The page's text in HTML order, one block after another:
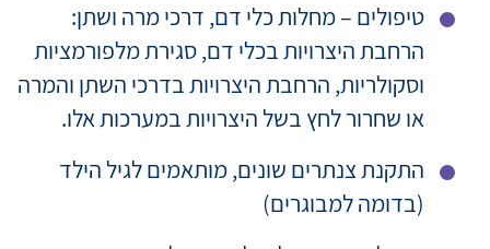
טיפולים – מחלות כלי דם, דרכי מרה ושתן:
הרחבת היצרויות בכלי דם, סגירת מלפורמציות
וסקולריות, הרחבת היצרויות בדרכי השתן והמרה
או שחרור לחץ בשל היצרויות במערכות אלו.
התקנת צנתרים שונים, מותאמים לגיל הילד
(בדומה למבוגרים)